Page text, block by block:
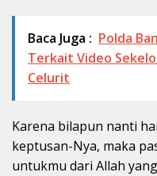
Baca Juga : Polda
Terkait Video
Celurit
Karena bilapun nanti
keptusan-Nya, maka
untukmu dari Allah